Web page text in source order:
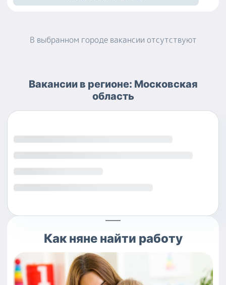
В выбранном городе вакансии отсутствуют
Вакансиив регионе: Московская
область
Какняненайти работу